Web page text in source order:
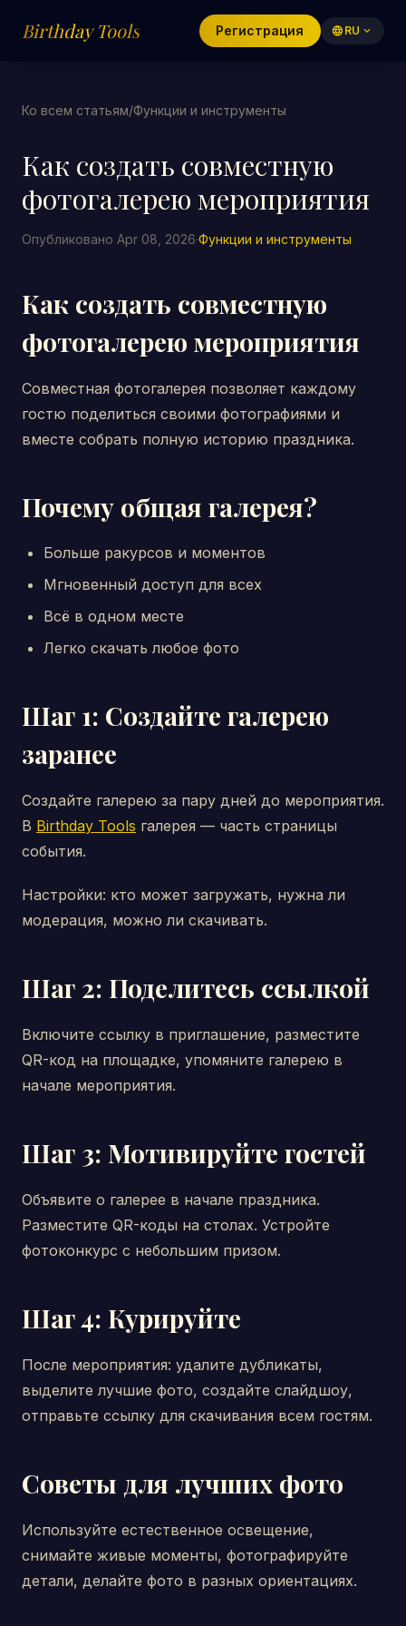
Birthday Tools Регистрация language RU expand_more
Ко всем статьям/Функции и инструменты
Как создать совместную
фотогалерею мероприятия
Опубликовано Apr 08, 2026·Функции и инструменты
Как создать совместную
фотогалерею мероприятия
Совместная фотогалерея позволяет каждому
гостю поделиться своими фотографиями и
вместе собрать полную историю праздника.
Почему общая галерея?
Больше ракурсов и моментов
Мгновенный доступ для всех
Всё в одном месте
Легко скачать любое фото
Шаг 1: Создайте галерею
заранее
Создайте галерею за пару дней до мероприятия.
В Birthday Tools галерея — часть страницы
события.
Настройки: кто может загружать, нужна ли
модерация, можно ли скачивать.
Шаг 2: Поделитесь ссылкой
Включите ссылку в приглашение, разместите
QR-код на площадке, упомяните галерею в
начале мероприятия.
Шаг 3: Мотивируйте гостей
Объявите о галерее в начале праздника.
Разместите QR-коды на столах. Устройте
фотоконкурс с небольшим призом.
Шаг 4: Курируйте
После мероприятия: удалите дубликаты,
выделите лучшие фото, создайте слайдшоу,
отправьте ссылку для скачивания всем гостям.
Советы для лучших фото
Используйте естественное освещение,
снимайте живые моменты, фотографируйте
детали, делайте фото в разных ориентациях.